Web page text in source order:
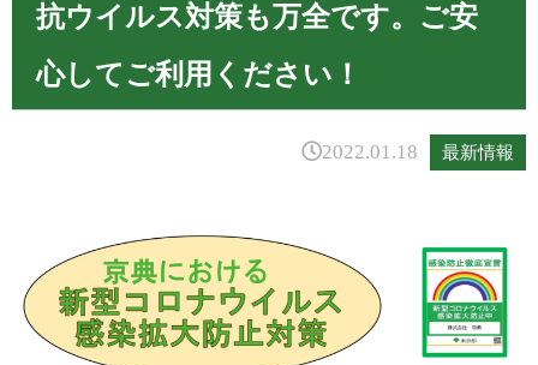
抗ウイルス対策も万全です。ご安
心してご利用ください！
2022.01.18 最新情報